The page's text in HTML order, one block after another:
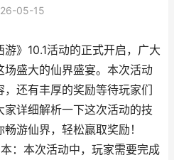
05-15
》10.1活动的正式开启，广大
盛大的仙界盛宴。本次活动
还有丰厚的奖励等待玩家们
详细解析一下这次活动的技
游仙界，轻松赢取奖励！
：本次活动中，玩家需要完成